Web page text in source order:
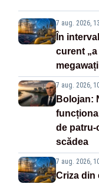
7 aug. 2026,
În
curent
7 aug. 2026,
Bolojan:
de patru-
scădea
7 aug. 2026,
Criza din